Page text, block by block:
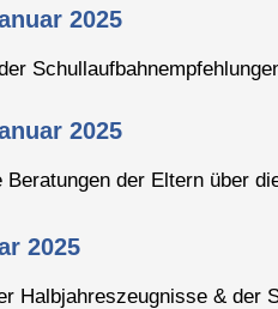
2025
2025
Beratungen der Eltern über
2025
Halbjahreszeugnisse & der